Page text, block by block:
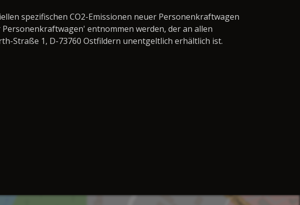
spezifischen CO2-Emissionen neuer Personenkraftwagen
entnommen werden, der an allen
Straße 1, D-73760 Ostfildern unentgeltlich erhältlich ist.